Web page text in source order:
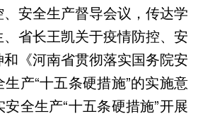
安全生产督导会议，传达学
省长王凯关于疫情防控、安
《河南省贯彻落实国务院安
产“十五条硬措施”的实施意
全生产“十五条硬措施”开展